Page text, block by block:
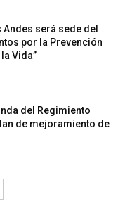
será sede del
por la Prevención
Vida”
del Regimiento
de mejoramiento de